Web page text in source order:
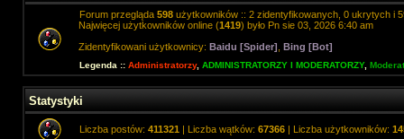
Forum przegląda 598 użytkowników :: 2 zidentyfikowanych, 0 ukrytych i
Najwięcej użytkowników online (1419) było Pn sie 03, 2026 6:40 am
Zidentyfikowani użytkownicy: Baidu [Spider] Bing [Bot]
Legenda :: Administratorzy, ADMINISTRATORZY I MODERATORZY,
Statystyki
Liczba postów: 411321 | Liczba wątków: 67366 | Liczba użytkowników: